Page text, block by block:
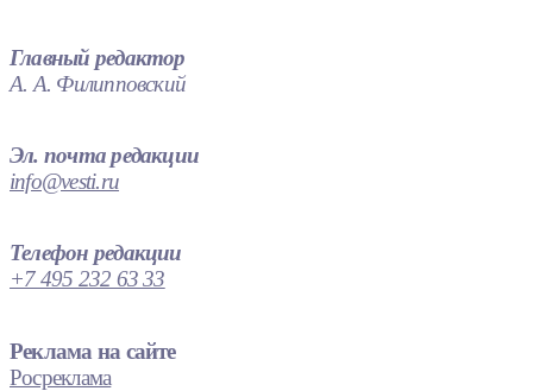
Главный редактор
А. А. Филипповский
Эл. почта редакции
info@vesti.ru
Телефон редакции
+7 495 232 63 33
Реклама на сайте
Росреклама